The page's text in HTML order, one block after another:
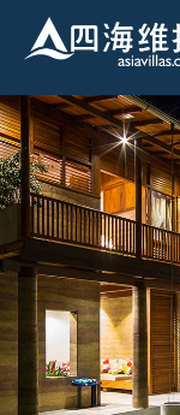
Skip
to
main
content